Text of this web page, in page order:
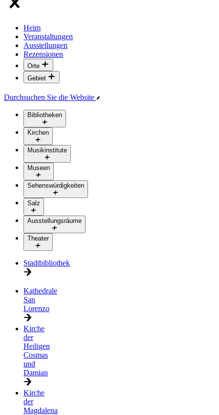
Heim
Veranstaltungen
Ausstellungen
Rezensionen
Orte
Gebiet
Durchsuchen Sie die Website
Bibliotheken
Kirchen
Musikinstitute
Museen
Sehenswürdigkeiten
Salz
Ausstellungsräume
Theater
Stadtbibliothek
Kathedrale
San
Lorenzo
Kirche
der
Heiligen
Cosmas
und
Damian
Kirche
der
Magdalena